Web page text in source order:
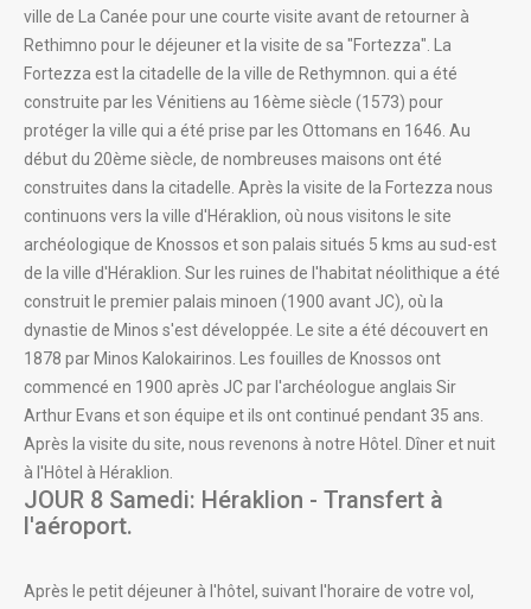
ville de La Canée pour une courte visite avant de retourner à
Rethimno pour le déjeuner et la visite de sa "Fortezza". La
Fortezza est la citadelle de la ville de Rethymnon. qui a été
construite par les Vénitiens au 16ème siècle (1573) pour
protéger la ville qui a été prise par les Ottomans en 1646. Au
début du 20ème siècle, de nombreuses maisons ont été
construites dans la citadelle. Après la visite de la Fortezza nous
continuons vers la ville d'Héraklion, où nous visitons le site
archéologique de Knossos et son palais situés 5 kms au sud-est
de la ville d'Héraklion. Sur les ruines de l'habitat néolithique a été
construit le premier palais minoen (1900 avant JC), où la
dynastie de Minos s'est développée. Le site a été découvert en
1878 par Minos Kalokairinos. Les fouilles de Knossos ont
commencé en 1900 après JC par l'archéologue anglais Sir
Arthur Evans et son équipe et ils ont continué pendant 35 ans.
Après la visite du site, nous revenons à notre Hôtel. Dîner et nuit
à l'Hôtel à Héraklion.
JOUR 8 Samedi: Héraklion - Transfert à
l'aéroport.
Après le petit déjeuner à l'hôtel, suivant l'horaire de votre vol,